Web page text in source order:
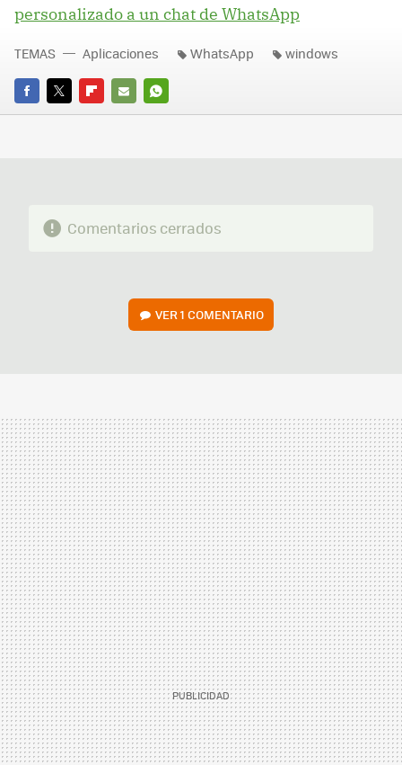
personalizado a un chat de WhatsApp
FACEBOOK
TWITTERFLIPBOARD
E-
WHATSAPP
TEMAS Aplicaciones WhatsApp windows
Comentarios cerrados
VER1 COMENTARIO